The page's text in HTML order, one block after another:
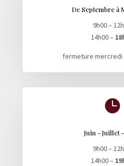
De Septembre à
9h00 –
14h00 –
fermeture mercredi

Juin - Juillet
9h00 –
14h00 –